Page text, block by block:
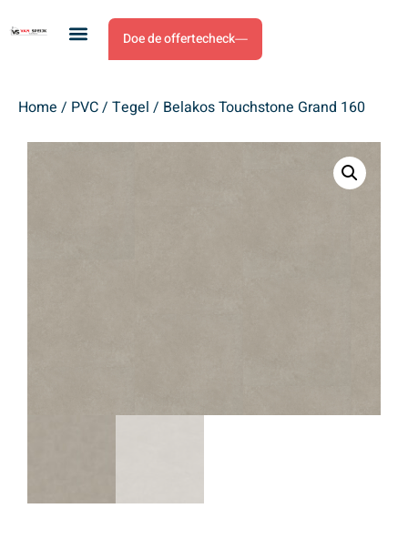
Doe de offertecheck
Home / PVC/ Tegel / Belakos Touchstone Grand 160